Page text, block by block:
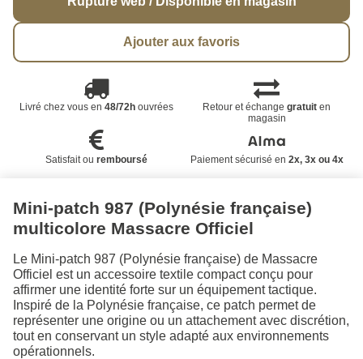
Ajouter aux favoris
Livré chez vous en 48/72houvrées Retour et échangegratuit en
magasin
Satisfait ou remboursé Paiement sécurisé en 2x, 3x ou 4x
Mini-patch 987 (Polynésie française)
multicolore Massacre Officiel
Le Mini-patch 987 (Polynésie française) de Massacre
Officiel est un accessoire textile compact conçu pour
affirmer une identité forte sur un équipement tactique.
Inspiré de la Polynésie française, ce patch permet de
représenter une origine ou un attachement avec discrétion,
tout en conservant un style adapté aux environnements
opérationnels.